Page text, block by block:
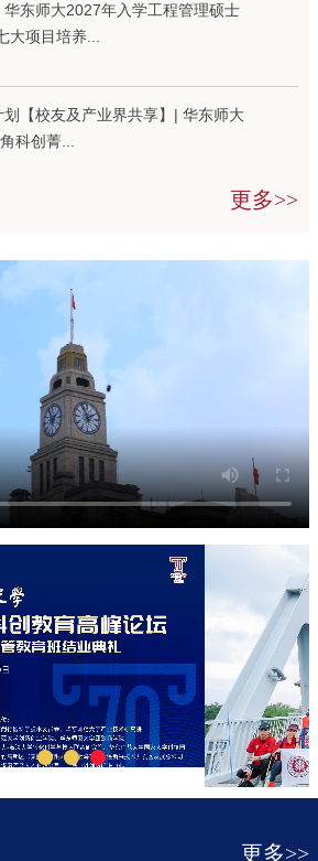
华东师大2027年入学工程管理硕士
大项目培养...
划【校友及产业界共享】| 华东师大
科创菁...
更多>>
更多>>